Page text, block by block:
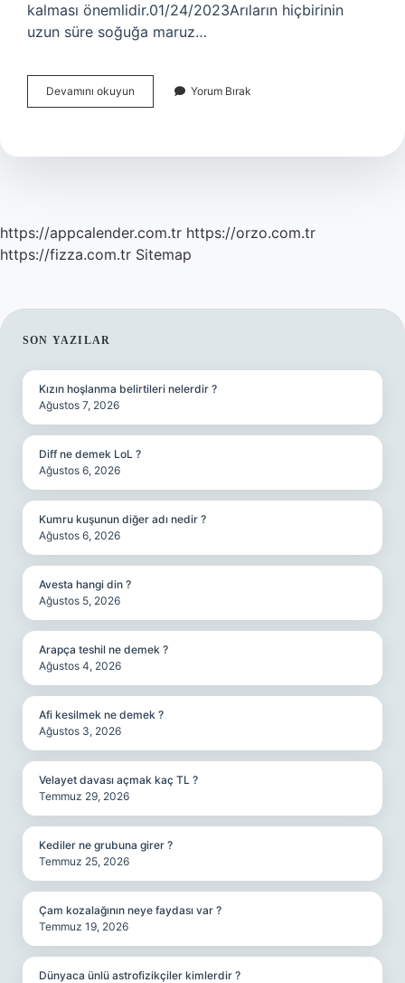
kalması önemlidir.01/24/2023Arıların hiçbirinin
uzun süre soğuğa maruz…
Devamını okuyun
Kışın
Soğuğa
Yorum Bırak
https://appcalender.com.tr https://orzo.com.tr
https://fizza.com.tr Sitemap
SIDEBAR
SON YAZILAR
Kızın hoşlanma belirtileri nelerdir ?
Ağustos 7, 2026
Diff ne demek LoL ?
Ağustos 6, 2026
Kumru kuşunun diğer adı nedir ?
Ağustos 6, 2026
Avesta hangi din ?
Ağustos 5, 2026
Arapça teshil ne demek ?
Ağustos 4, 2026
Afi kesilmek ne demek ?
Ağustos 3, 2026
Velayet davası açmak kaç TL ?
Temmuz 29, 2026
Kediler ne grubuna girer ?
Temmuz 25, 2026
Çam kozalağının neye faydası var ?
Temmuz 19, 2026
Dünyaca ünlü astrofizikçiler kimlerdir ?